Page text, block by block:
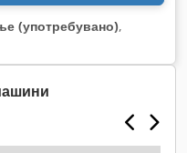
(употребувано),